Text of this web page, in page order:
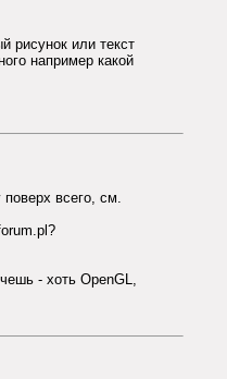
рисунок или текст
например какой
всего, см.
- хоть OpenGL,